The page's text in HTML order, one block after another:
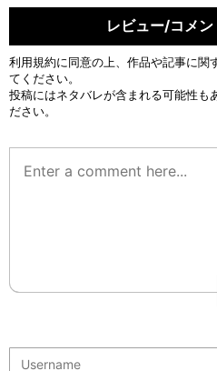
レビュー/コメ
利用規約に同意の上、作品や記事に関
てください。
投稿にはネタバレが含まれる可能性も
ださい。